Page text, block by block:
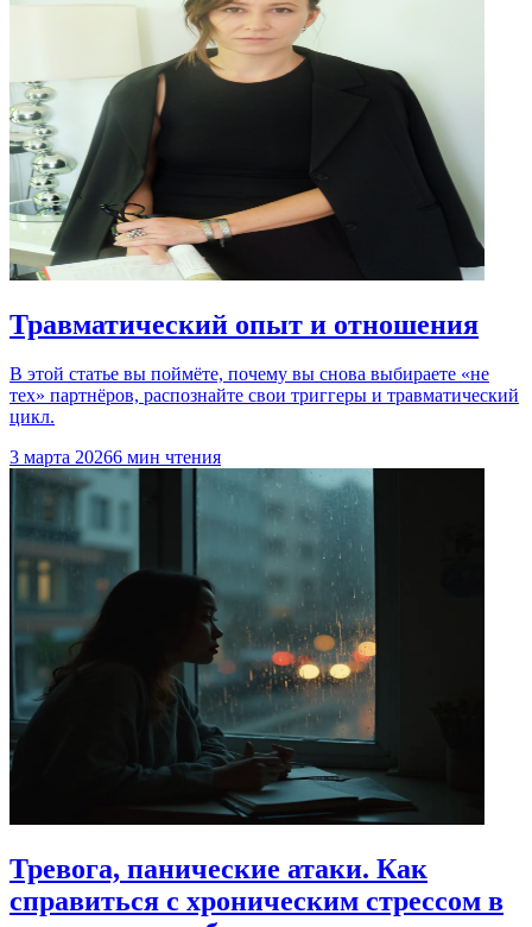
Травматический опыт и отношения
В этой статье вы поймёте, почему вы снова выбираете «не
тех» партнёров, распознайте свои триггеры и травматический
цикл.
3 марта 20266 мин чтения
Тревога, панические атаки. Как
справиться с хроническим стрессом в